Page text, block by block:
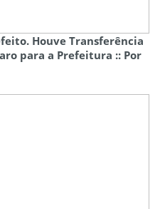
Houve Transferência
para a Prefeitura :: Por